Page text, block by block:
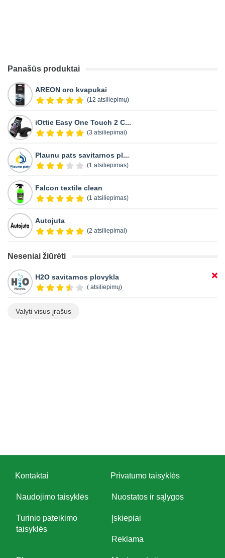
Panašūs produktai
AREON oro kvapukai
(12 atsiliepimų)
iOttie Easy One Touch 2 C...
(3 atsiliepimai)
Plaunu pats savitarnos pl...
(1 atsiliepimas)
Falcon textile clean
(1 atsiliepimas)
Autojuta
(2 atsiliepimai)
Neseniai žiūrėti
H2O savitarnos plovykla
( atsiliepimų)
Valyti visus įrašus
Kontaktai Privatumo taisyklės
Naudojimo taisyklės Nuostatos ir sąlygos
Turinio pateikimo
taisyklės
Įskiepiai
Reklama